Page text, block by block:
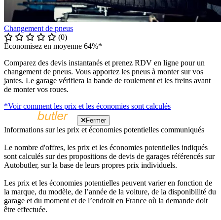
Changement de pneus
(0)
Économisez en moyenne 64%*
Comparez des devis instantanés et prenez RDV en ligne pour un
changement de pneus. Vous apportez les pneus à monter sur vos
jantes. Le garage vérifiera la bande de roulement et les freins avant
de monter vos roues.
*Voir comment les prix et les économies sont calculés
Fermer
Informations sur les prix et économies potentielles communiqués
Le nombre d'offres, les prix et les économies potentielles indiqués
sont calculés sur des propositions de devis de garages référencés sur
Autobutler, sur la base de leurs propres prix individuels.
Les prix et les économies potentielles peuvent varier en fonction de
la marque, du modèle, de l’année de la voiture, de la disponibilité du
garage et du moment et de l’endroit en France où la demande doit
être effectuée.